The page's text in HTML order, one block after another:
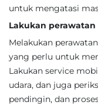
untuk mengatasi
Lakukan
Melakukan
yang perlu untuk
Lakukan service
udara, dan juga
pendingin, dan